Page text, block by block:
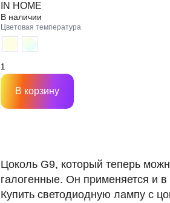
IN HOME
В наличии
Цветовая температура
В корзину
Цоколь G9, который теперь
галогенные. Он применяется и в
Купить светодиодную лампу с